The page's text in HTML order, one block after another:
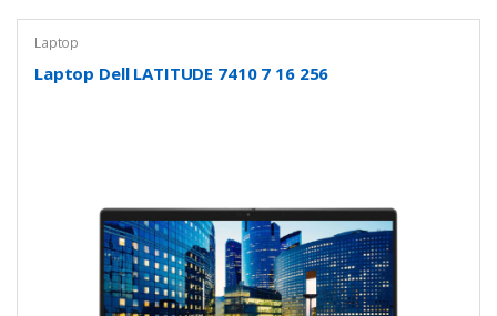
Laptop
Laptop Dell LATITUDE 7410 7 16 256